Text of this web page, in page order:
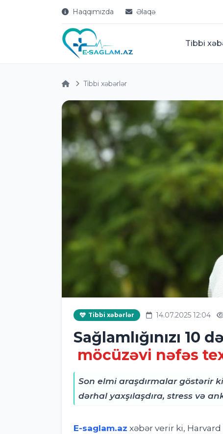
Haqqımızda Əlaqə
Tibbi
Tibbi xəbərlər
Tibbi xəbərlər 14.07.2025 12:04
Sağlamlığınızı 10
möcüzəvi nəfəs
Son elmi araşdırmalar göstərir
dərhal yaxşılaşdıra, stress və
E-saglam.az xəbər verir ki,